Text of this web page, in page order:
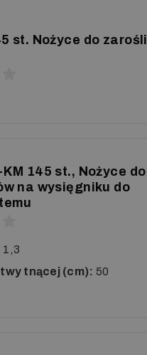
st. Nożyce do zarośli
KM 145 st., Nożyce do
na wysięgniku do
1,3
tnącej (cm): 50